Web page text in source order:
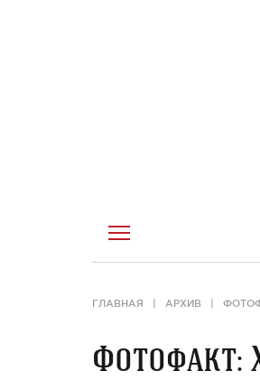
ГЛАВНАЯ АРХИВ
Фотофакт: